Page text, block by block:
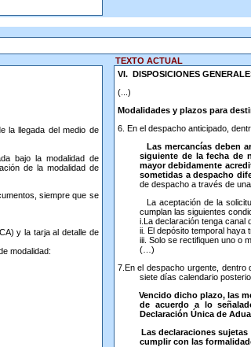
la llegada del medio de
bajo la modalidad de
de la modalidad de
siempre que se
la tarja al detalle de
modalidad:
TEXTO ACTUAL
VI. DISPOSICIONES
(...)
Modalidades y plazos para
6. En el despacho anticipado,
Las mercancías deben
siguiente de la fecha de
mayor debidamente
sometidas a despacho
de despacho a través de
La aceptación de la solicitud
cumplan las siguientes
i.La declaración tenga canal
ii. El depósito temporal haya
iii. Solo se rectifiquen uno o
(…)
7.En el despacho urgente,
siete días calendario
Vencido dicho plazo, las
de acuerdo a lo
Declaración Única de
Las declaraciones
cumplir con las